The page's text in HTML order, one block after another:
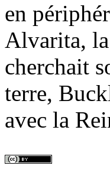
en
Alvarita,
cherchait
terre,
avec la